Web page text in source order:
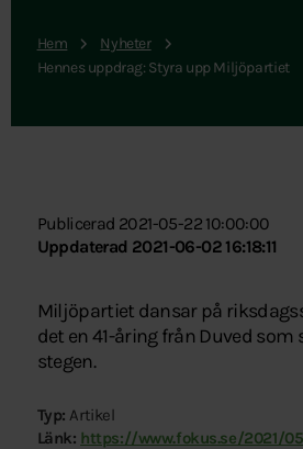
Hem
Nyheter
Hennes uppdrag: Styra upp Miljöpartiet
Publicerad 2021-05-22 10:00:00
Uppdaterad 2021-06-02 16:18:11
Miljöpartiet dansar på
det en 41-åring från Duved
stegen.
Typ: Artikel
Länk: https://www.fokus.se/2021/